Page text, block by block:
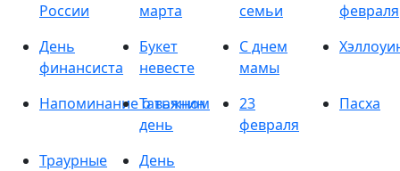
России
марта
семьи
февраля
День
финансиста
Букет
невесте
С днем
мамы
Напоминание о важном
Татьянин
день
23
февраля
Пасха
Траурные
День